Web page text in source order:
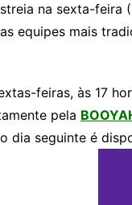
na sexta-feira
equipes mais
feiras, às 17
pela B
dia seguinte é